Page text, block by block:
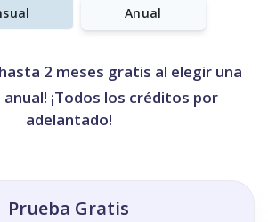
Anual
2 meses gratis al elegir una
¡Todos los créditos por
adelantado!
Prueba Gratis